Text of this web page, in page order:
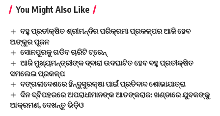
You Might Also Like
ବହୁ ପ୍ରତୀକ୍ଷିତ ଶ୍ରୀମନ୍ଦିର ପରିକ୍ରମା ପ୍ରକଳ୍ପର ଆଜି ହେବ
ଅଙ୍କୁର ପୂଜନ
ସୋନପୁରକୁ ଗଡିବ ଚାରିଟି ଟ୍ରେନ୍
ଆଜି ମୁଖ୍ୟମନ୍ତ୍ରୀଙ୍କ ଦ୍ବାରା ଉଦଘାଟିତ ହେବ ବହୁ ପ୍ରତୀକ୍ଷିତ
ସମଲେଇ ପ୍ରକଳ୍ପ
ବଙ୍ଗଳାଦେଶରେ ହିନ୍ଦୁସୁରକ୍ଷା ପାଇଁ ପ୍ରତିବାଦ ଶୋଭାଯାତ୍ରା
ଦିନ ଦ୍ବିପହରରେ ଅପରାଧୀମାନଙ୍କ ଆତଙ୍କରାଜ: ଖଣ୍ଡାରେ ଯୁବକଙ୍କୁ
ଆକ୍ରମଣ, ଦେଖନ୍ତୁ ଭିଡ଼ିଓ